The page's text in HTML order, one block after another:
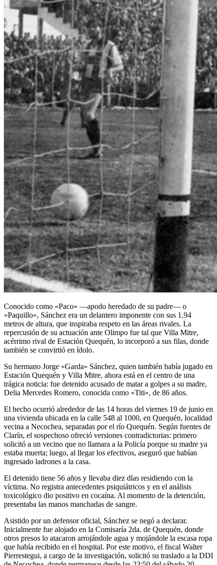
Conocido como «Paco» —apodo heredado de su padre— o
«Paquillo», Sánchez era un delantero imponente con sus 1,94
metros de altura, que inspiraba respeto en las áreas rivales. La
repercusión de su actuación ante Olimpo fue tal que Villa Mitre,
acérrimo rival de Estación Quequén, lo incorporó a sus filas, donde
también se convirtió en ídolo.
Su hermano Jorge «Garda» Sánchez, quien también había jugado en
Estación Quequén y Villa Mitre, ahora está en el centro de una
trágica noticia: fue detenido acusado de matar a golpes a su madre,
Delia Mercedes Romero, conocida como «Titi», de 86 años.
El hecho ocurrió alrededor de las 14 horas del viernes 19 de junio en
una vivienda ubicada en la calle 548 al 1000, en Quequén, localidad
vecina a Necochea, separadas por el río Quequén. Según fuentes de
Clarín, el sospechoso ofreció versiones contradictorias: primero
solicitó a un vecino que no llamara a la Policía porque su madre ya
estaba muerta; luego, al llegar los efectivos, aseguró que habían
ingresado ladrones a la casa.
El detenido tiene 56 años y llevaba diez días residiendo con la
víctima. No registra antecedentes psiquiátricos y en el análisis
toxicológico dio positivo en cocaína. Al momento de la detención,
presentaba las manos manchadas de sangre.
Asistido por un defensor oficial, Sánchez se negó a declarar.
Inicialmente fue alojado en la Comisaría 2da. de Quequén, donde
otros presos lo atacaron arrojándole agua y mojándole la escasa ropa
que había recibido en el hospital. Por este motivo, el fiscal Walter
Pierrestegui, a cargo de la investigación, solicitó su traslado a la DDI